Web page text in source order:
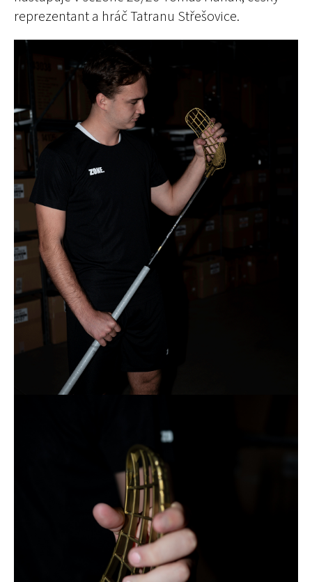
reprezentant a hráč Tatranu Střešovice.